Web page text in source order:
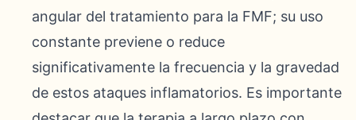
angular del tratamiento para la FMF; su uso
constante previene o reduce
significativamente la frecuencia y la gravedad
de estos ataques inflamatorios. Es importante